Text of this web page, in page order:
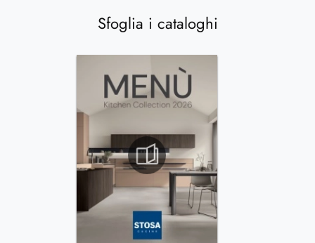
Sfoglia i cataloghi